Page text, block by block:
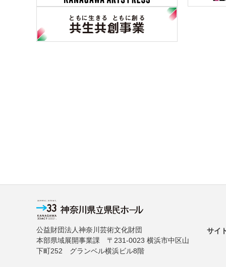
公益財団法人神奈川芸術文化財団
本部県域展開事業課 〒231-0023 横浜市中区山
下町252 グランベル横浜ビル8階
サイ